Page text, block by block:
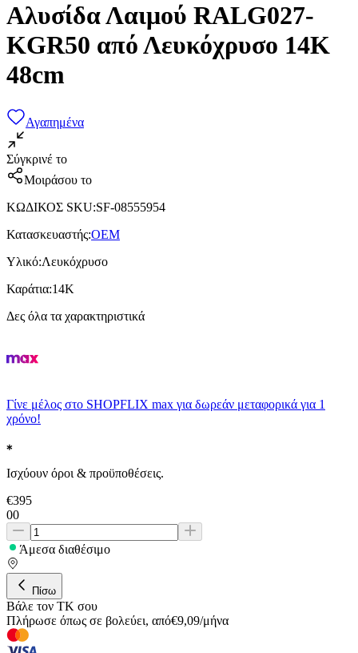
Αλυσίδα Λαιμού RALG027-
KGR50 από Λευκόχρυσο 14K
48cm
Αγαπημένα
Σύγκρινέ το
Μοιράσου το
ΚΩΔΙΚΟΣ SKU:SF-08555954
Κατασκευαστής:OEM
Υλικό:Λευκόχρυσο
Καράτια:14Κ
Δες όλα τα χαρακτηριστικά
Γίνε μέλος στο SHOPFLIX max για δωρεάν μεταφορικά για 1
χρόνο!
Ισχύουν όροι & προϋποθέσεις.
€395
00
Άμεσα διαθέσιμο
Πίσω
Βάλε τον ΤΚ σου
Πλήρωσε όπως σε βολεύει, από€9,09/μήνα